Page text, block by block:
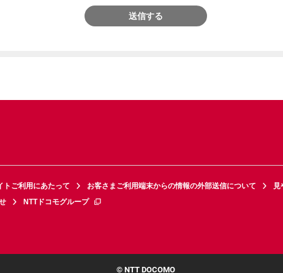
送信する
トご利用にあたって お客さまご利用端末からの情報の外部送信について
見
NTTドコモグループ
© NTT DOCOMO